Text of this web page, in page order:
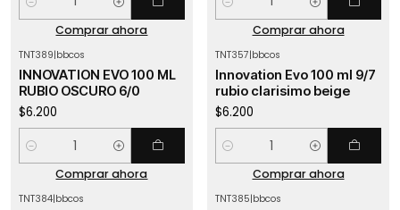
Cantidad
Comprar ahora
Cantidad
Comprar ahora
TNT389|bbcos
INNOVATION EVO 100 ML
RUBIO OSCURO 6/0
$6.200
Cantidad
Comprar ahora
TNT357|bbcos
Innovation Evo 100 ml 9/7
rubio clarisimo beige
$6.200
Cantidad
Comprar ahora
TNT384|bbcos TNT385|bbcos